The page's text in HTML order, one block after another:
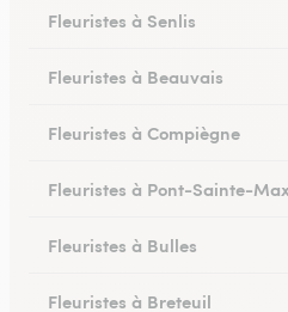
Fleuristes à Senlis
Fleuristes à Beauvais
Fleuristes à Compiègne
Fleuristes à Pont-Sainte-
Fleuristes à Bulles
Fleuristes à Breteuil